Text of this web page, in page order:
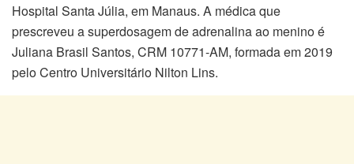
Hospital Santa Júlia, em Manaus. A médica que
prescreveu a superdosagem de adrenalina ao menino é
Juliana Brasil Santos, CRM 10771-AM, formada em 2019
pelo Centro Universitário Nilton Lins.